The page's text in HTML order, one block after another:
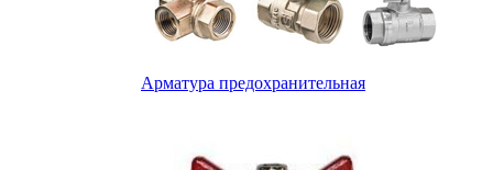
Арматура предохранительная